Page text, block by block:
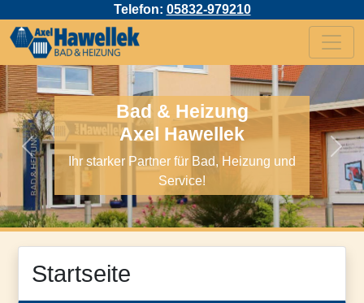
Telefon: 05832-979210
Bad & Heizung
Axel Hawellek
Ihr starker Partner für Bad, Heizung und
Service!
Previous Next
Startseite